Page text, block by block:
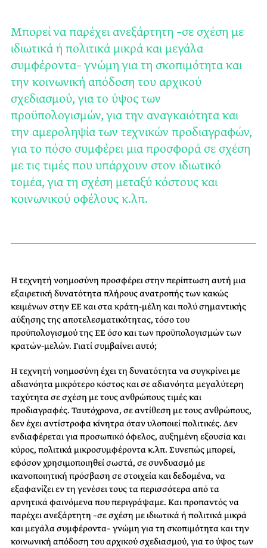
Μπορεί να παρέχει ανεξάρτητη –σε σχέση με
ιδιωτικά ή πολιτικά μικρά και μεγάλα
συμφέροντα– γνώμη για τη σκοπιμότητα και
την κοινωνική απόδοση του αρχικού
σχεδιασμού, για το ύψος των
προϋπολογισμών, για την αναγκαιότητα και
την αμεροληψία των τεχνικών προδιαγραφών,
για το πόσο συμφέρει μια προσφορά σε σχέση
με τις τιμές που υπάρχουν στον ιδιωτικό
τομέα, για τη σχέση μεταξύ κόστους και
κοινωνικού οφέλους κ.λπ.
Η τεχνητή νοημοσύνη προσφέρει στην περίπτωση αυτή μια
εξαιρετική δυνατότητα πλήρους ανατροπής των κακώς
κειμένων στην ΕΕ και στα κράτη-μέλη και πολύ σημαντικής
αύξησης της αποτελεσματικότητας, τόσο του
προϋπολογισμού της ΕΕ όσο και των προϋπολογισμών των
κρατών-μελών. Γιατί συμβαίνει αυτό;
Η τεχνητή νοημοσύνη έχει τη δυνατότητα να συγκρίνει με
αδιανόητα μικρότερο κόστος και σε αδιανόητα μεγαλύτερη
ταχύτητα σε σχέση με τους ανθρώπους τιμές και
προδιαγραφές. Ταυτόχρονα, σε αντίθεση με τους ανθρώπους,
δεν έχει αντίστροφα κίνητρα όταν υλοποιεί πολιτικές. Δεν
ενδιαφέρεται για προσωπικό όφελος, αυξημένη εξουσία και
κύρος, πολιτικά μικροσυμφέροντα κ.λπ. Συνεπώς μπορεί,
εφόσον χρησιμοποιηθεί σωστά, σε συνδυασμό με
ικανοποιητική πρόσβαση σε στοιχεία και δεδομένα, να
εξαφανίζει εν τη γενέσει τους τα περισσότερα από τα
αρνητικά φαινόμενα που περιγράψαμε. Και προπαντός να
παρέχει ανεξάρτητη –σε σχέση με ιδιωτικά ή πολιτικά μικρά
και μεγάλα συμφέροντα– γνώμη για τη σκοπιμότητα και την
κοινωνική απόδοση του αρχικού σχεδιασμού, για το ύψος των